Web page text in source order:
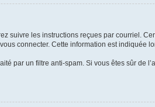
suivre les instructions reçues par courriel.
connecter. Cette information est indiquée
par un filtre anti-spam. Si vous êtes sûr de